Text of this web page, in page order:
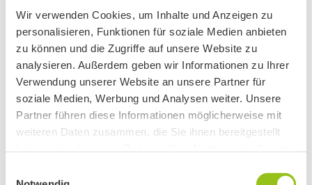
Wir verwenden Cookies, um Inhalte und Anzeigen zu
personalisieren, Funktionen für soziale Medien anbieten
zu können und die Zugriffe auf unsere Website zu
analysieren. Außerdem geben wir Informationen zu Ihrer
Verwendung unserer Website an unsere Partner für
soziale Medien, Werbung und Analysen weiter. Unsere
Partner führen diese Informationen möglicherweise mit
weiteren Daten zusammen, die Sie ihnen bereitgestellt
Wallrider Podcast
Wallrider Youtube Channel
Gutscheine
Leasingberatung für Arbeitgeber
FAQ – Häufig gestellte Fragen
Rechtliches